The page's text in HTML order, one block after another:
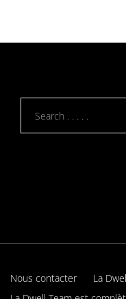
Nous contacter
La